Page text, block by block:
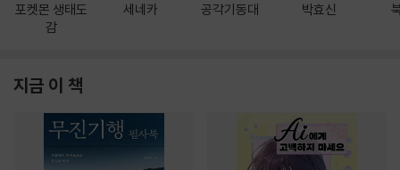
포켓몬 생태도
감
세네카 공각기동대 박효신
지금 이 책